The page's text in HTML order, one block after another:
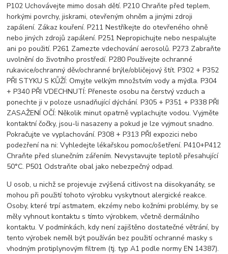
P102 Uchovávejte mimo dosah dětí. P210 Chraňte před teplem,
horkými povrchy, jiskrami, otevřeným ohněm a jinými zdroji
zapálení. Zákaz kouření. P211 Nestříkejte do otevřeného ohně
nebo jiných zdrojů zapálení. P251 Nepropichujte nebo nespalujte
ani po použití. P261 Zamezte vdechování aerosolů. P273 Zabraňte
uvolnění do životního prostředí. P280 Používejte ochranné
rukavice/ochranný děv/ochranné brýle/obličejový štít. P302 + P352
PŘI STYKU S KŮŽÍ: Omyjte velkým množstvím vody a mýdla. P304
+ P340 PŘI VDECHNUTÍ: Přeneste osobu na čerstvý vzduch a
ponechte ji v poloze usnadňující dýchání. P305 + P351 + P338 PŘI
ZASAŽENÍ OČÍ: Několik minut opatrně vyplachujte vodou. Vyjměte
kontaktní čočky, jsou-li nasazeny a pokud je lze vyjmout snadno.
Pokračujte ve vyplachování. P308 + P313 PŘI expozici nebo
podezření na ni: Vyhledejte lékařskou pomoc/ošetření. P410+P412
Chraňte před slunečním zářením. Nevystavujte teplotě přesahující
50°C. P501 Odstraňte obal jako nebezpečný odpad.
U osob, u nichž se projevuje zvýšená citlivost na diisokyanáty, se
mohou při použití tohoto výrobku vyskytnout alergické reakce.
Osoby, které trpí astmatem, ekzémy nebo kožními problémy, by se
měly vyhnout kontaktu s tímto výrobkem, včetně dermálního
kontaktu. V podmínkách, kdy není zajištěno dostatečné větrání, by
tento výrobek neměl být používán bez použití ochranné masky s
vhodným protiplynovým filtrem (tj. typ A1 podle normy EN 14387).